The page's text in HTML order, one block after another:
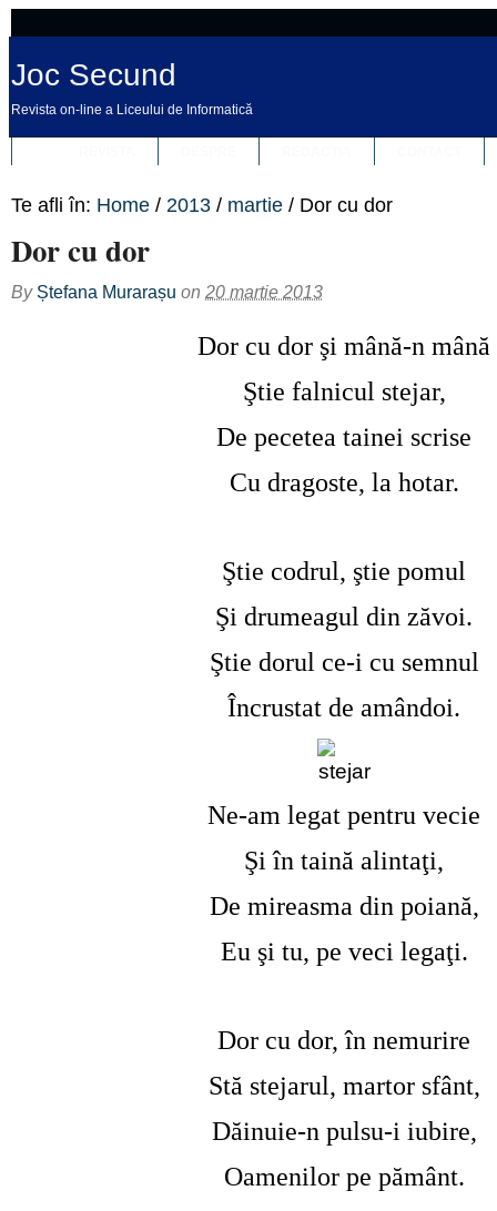
Joc Secund
Revista on-line a Liceului de Informatică
Te afli în: Home / 2013 / martie / Dor cu dor
Dor cu dor
By Ștefana Murarașu on 20 martie 2013
Dor cu dor şi mână-n mână
Ştie falnicul stejar,
De pecetea tainei scrise
Cu dragoste, la hotar.
Ştie codrul, ştie pomul
Şi drumeagul din zăvoi.
Ştie dorul ce-i cu semnul
Încrustat de amândoi.
Ne-am legat pentru vecie
Şi în taină alintaţi,
De mireasma din poiană,
Eu şi tu, pe veci legaţi.
Dor cu dor, în nemurire
Stă stejarul, martor sfânt,
Dăinuie-n pulsu-i iubire,
Oamenilor pe pământ.